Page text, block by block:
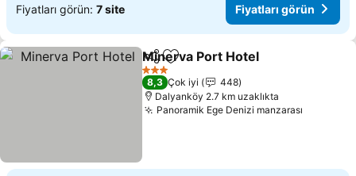
Fiyatları görün: 7 site Fiyatları görün
PaylaşFavorilerime ekle
Minerva Port Hotel
3 Yıldız
8,3 Çok iyi
448
Dalyanköy 2.7 km uzaklıkta
Panoramik Ege Denizi manzarası